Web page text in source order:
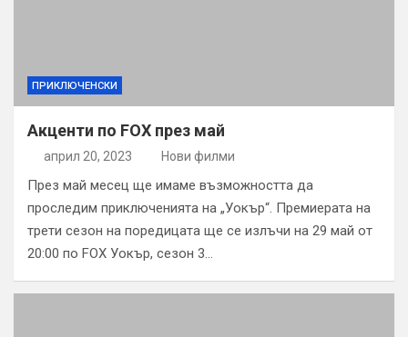
ПРИКЛЮЧЕНСКИ
Акценти по FOX през май
април 20, 2023 Нови филми
През май месец ще имаме възможността да
проследим приключенията на „Уокър“. Премиерата на
трети сезон на поредицата ще се излъчи на 29 май от
20:00 по FOX Уокър, сезон 3…